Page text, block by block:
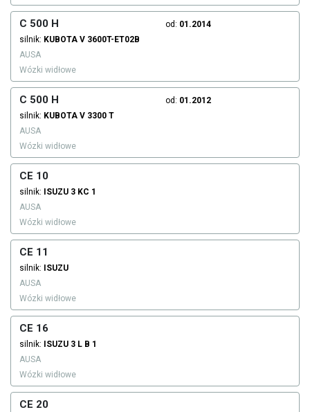
C 500 H od: 01.2014
silnik: KUBOTA V 3600T-ET02B
AUSA
Wózki widłowe
C 500 H od: 01.2012
silnik: KUBOTA V 3300 T
AUSA
Wózki widłowe
CE 10
silnik: ISUZU 3 KC 1
AUSA
Wózki widłowe
CE 11
silnik:
ISUZU
AUSA
Wózki widłowe
CE 16
silnik: ISUZU 3 L B 1
AUSA
Wózki widłowe
CE 20